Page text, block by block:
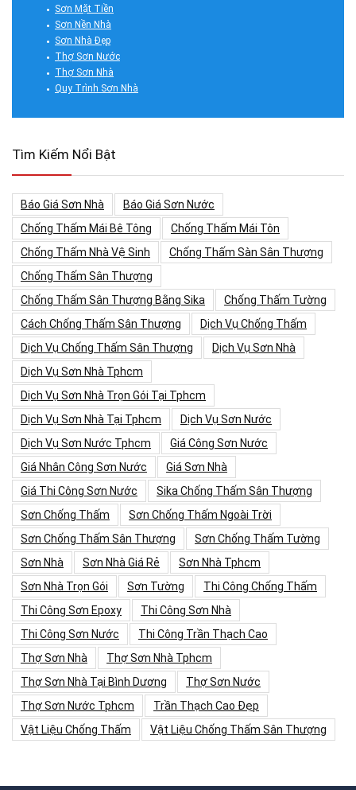
Sơn Mặt Tiền
Sơn Nền Nhà
Sơn Nhà Đẹp
Thợ Sơn Nước
Thợ Sơn Nhà
Quy Trình Sơn Nhà
Tìm Kiếm Nổi Bật
Báo Giá Sơn Nhà
Báo Giá Sơn Nước
Chống Thấm Mái Bê Tông
Chống Thấm Mái Tôn
Chống Thấm Nhà Vệ Sinh
Chống Thấm Sàn Sân Thượng
Chống Thấm Sân Thượng
Chống Thấm Sân Thượng Bằng Sika
Chống Thấm Tường
Cách Chống Thấm Sân Thượng
Dịch Vụ Chống Thấm
Dịch Vụ Chống Thấm Sân Thượng
Dịch Vụ Sơn Nhà
Dịch Vụ Sơn Nhà Tphcm
Dịch Vụ Sơn Nhà Trọn Gói Tại Tphcm
Dịch Vụ Sơn Nhà Tại Tphcm
Dịch Vụ Sơn Nước
Dịch Vụ Sơn Nước Tphcm
Giá Công Sơn Nước
Giá Nhân Công Sơn Nước
Giá Sơn Nhà
Giá Thi Công Sơn Nước
Sika Chống Thấm Sân Thượng
Sơn Chống Thấm
Sơn Chống Thấm Ngoài Trời
Sơn Chống Thấm Sân Thượng
Sơn Chống Thấm Tường
Sơn Nhà
Sơn Nhà Giá Rẻ
Sơn Nhà Tphcm
Sơn Nhà Trọn Gói
Sơn Tường
Thi Công Chống Thấm
Thi Công Sơn Epoxy
Thi Công Sơn Nhà
Thi Công Sơn Nước
Thi Công Trần Thạch Cao
Thợ Sơn Nhà
Thợ Sơn Nhà Tphcm
Thợ Sơn Nhà Tại Bình Dương
Thợ Sơn Nước
Thợ Sơn Nước Tphcm
Trần Thạch Cao Đẹp
Vật Liệu Chống Thấm
Vật Liệu Chống Thấm Sân Thượng